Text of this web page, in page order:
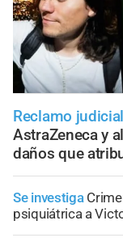
Reclamo judicial
AstraZeneca y
daños que
Se investiga
psiquiátrica a